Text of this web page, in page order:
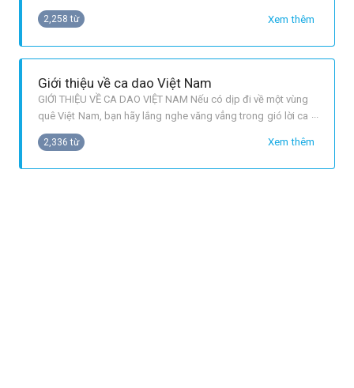
Ai đã đọc Mỵ Châu Trọng Thuỷ, hẳn sẽ biết đến biểu tượng
“ngọc trai nước giếng”. Song, hiểu biểu tượng này như thế
người cho rằng đó là biểu tượng
Xem thêm
2,258 từ
Giới thiệu về ca dao Việt Nam
GIỚI THIỆU VỀ CA DAO VIỆT NAM Nếu có dịp đi về một vùng
quê Việt Nam, bạn hãy lắng nghe văng vẳng trong gió lời ca
dao dịu dàng. Lời ca dao đi ra từ lồng ngực thổn thức tình
người của ông bà, cha mẹ,. Những lời ca dao ấy thật mượt
Xem thêm
2,336 từ